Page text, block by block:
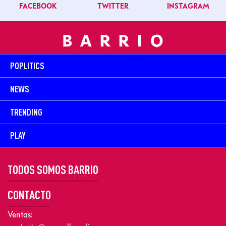
FACEBOOK TWITTER INSTAGRAM
POPLITICS
NEWS
TRENDING
PLAY
TODOS SOMOS BARRIO
CONTACTO
Ventas: